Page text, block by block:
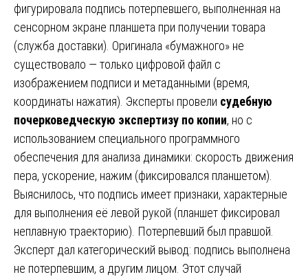
фигурировала подпись потерпевшего, выполненная на
сенсорном экране планшета при получении товара
(служба доставки). Оригинала «бумажного» не
существовало — только цифровой файл с
изображением подписи и метаданными (время,
координаты нажатия). Эксперты провели судебную
почерковедческую экспертизу по копии, но с
использованием специального программного
обеспечения для анализа динамики: скорость движения
пера, ускорение, нажим (фиксировался планшетом).
Выяснилось, что подпись имеет признаки, характерные
для выполнения её левой рукой (планшет фиксировал
неплавную траекторию). Потерпевший был правшой.
Эксперт дал категорический вывод: подпись выполнена
не потерпевшим, а другим лицом. Этот случай